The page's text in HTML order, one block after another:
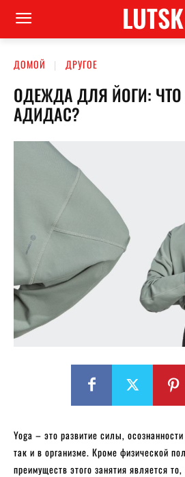
LUTSK
ДОМОЙ ДРУГОЕ
ОДЕЖДА ДЛЯ ЙОГИ: ЧТО
АДИДАС?
Yoga – это развитие силы,
так и в организме. Кроме физической
преимуществ этого занятия является